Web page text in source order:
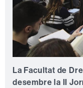
La Facultat de
desembre la II